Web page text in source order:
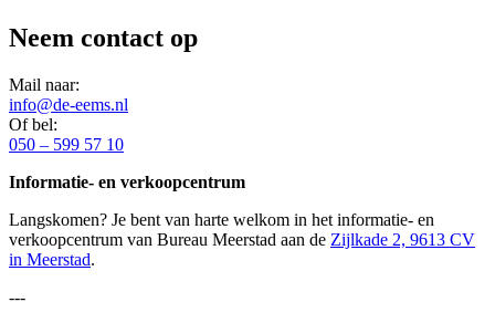
Neem contact op
Mail naar:
info@de-eems.nl
Of bel:
050 – 599 57 10
Informatie- en verkoopcentrum
Langskomen? Je bent van harte welkom in het informatie- en
verkoopcentrum van Bureau Meerstad aan de Zijlkade 2, 9613 CV
in Meerstad.
---